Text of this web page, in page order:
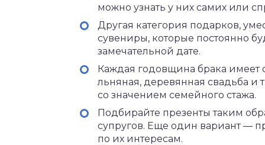
можно узнать у них самих или
Другая категория подарков,
сувениры, которые постоянно
замечательной дате.
Каждая годовщина брака имеет
льняная, деревянная свадьба и
со значением семейного стажа.
Подбирайте презенты таким
супругов. Еще один вариант —
по их интересам.